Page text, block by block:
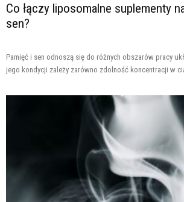
Co łączy liposomalne suplementy
sen?
Pamięć i sen odnoszą się do różnych obszarów pracy
jego kondycji zależy zarówno zdolność koncentracji w